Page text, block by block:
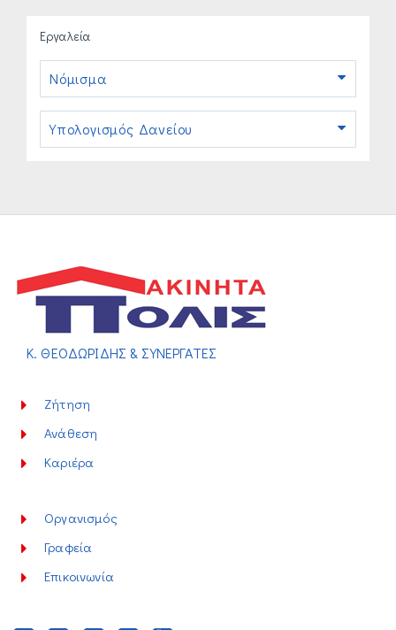
Εργαλεία
Νόμισμα
Υπολογισμός Δανείου
Κ. ΘΕΟΔΩΡΙΔΗΣ & ΣΥΝΕΡΓΑΤΕΣ
Ζήτηση
Ανάθεση
Καριέρα
Οργανισμός
Γραφεία
Επικοινωνία